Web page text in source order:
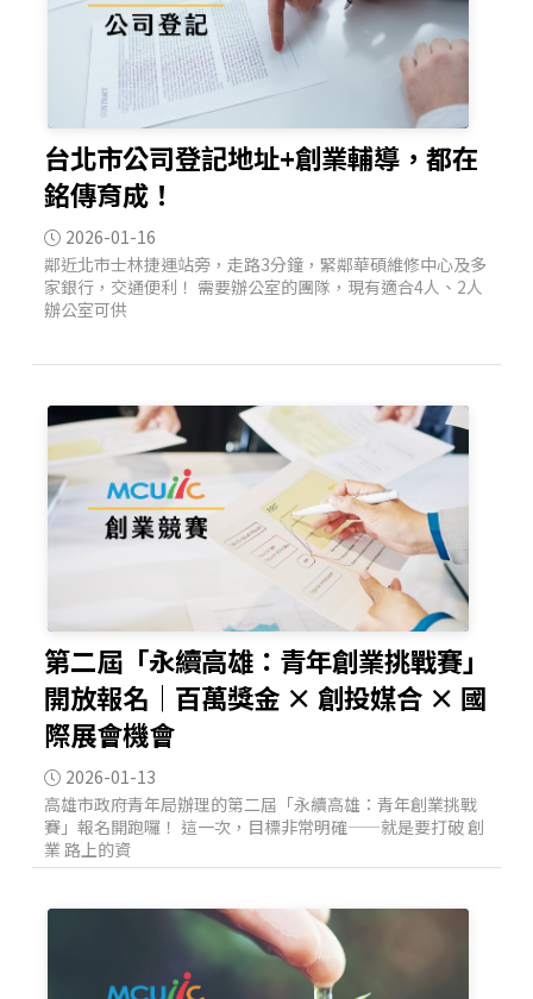
台北市公司登記地址+創業輔導，都在
銘傳育成！
2026-01-16
鄰近北市士林捷運站旁，走路3分鐘，緊鄰華碩維修中心及多
家銀行，交通便利！ 需要辦公室的團隊，現有適合4人、2人
辦公室可供
第二屆「永續高雄：青年創業挑戰賽」
開放報名｜百萬獎金 × 創投媒合 × 國
際展會機會
2026-01-13
高雄市政府青年局辦理的第二屆「永續高雄：青年創業挑戰
賽」報名開跑囉！ 這一次，目標非常明確——就是要打破 創
業 路上的資